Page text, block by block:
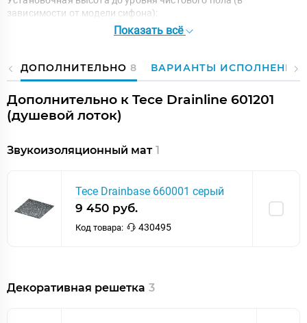
зависимости от модели сифона):
67 мм сифон "вертикальный"
95 мм сифон "заниженный"
Внимание: невозможна установка сифона "максимальный".
Показать всё
ДОПОЛНИТЕЛЬНО 8 ВАРИАНТЫ ИСПОЛНЕНИЯ
Дополнительно к Tece Drainline 601201
(душевой лоток)
Звукоизоляционный мат 1
Tece Drainbase 660001 серый
9 450 руб.
Код товара: 430495
Декоративная решетка 3